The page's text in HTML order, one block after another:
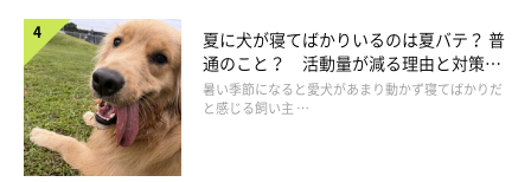
夏に犬が寝てばかりいるのは夏バテ？ 普
通のこと？ 活動量が減る理由と対策と
は
暑い季節になると愛犬があまり動かず寝てばかりだ
と感じる飼い主 …